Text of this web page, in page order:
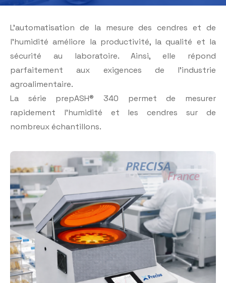
L’automatisation de la mesure des cendres et de
l’humidité améliore la productivité, la qualité et la
sécurité au laboratoire. Ainsi, elle répond
parfaitement aux exigences de l’industrie
agroalimentaire.
La série prepASH® 340 permet de mesurer
rapidement l’humidité et les cendres sur de
nombreux échantillons.